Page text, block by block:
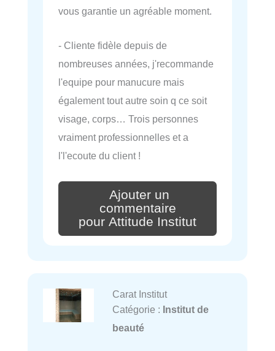
vous garantie un agréable moment.
- Cliente fidèle depuis de
nombreuses années, j'recommande
l'equipe pour manucure mais
également tout autre soin q ce soit
visage, corps… Trois personnes
vraiment professionnelles et a
l'l'ecoute du client !
Ajouter un
commentaire
pour Attitude Institut
Carat Institut
Catégorie : Institut de
beauté